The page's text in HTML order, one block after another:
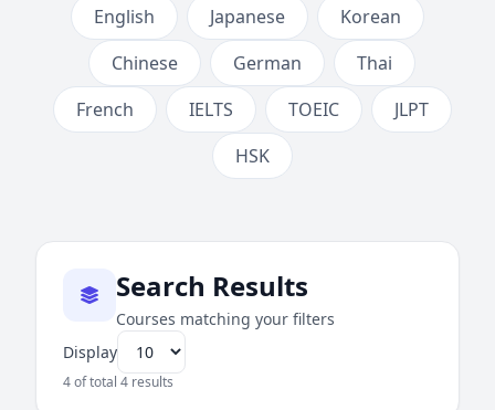
English Japanese
Korean
Chinese
German
Thai
French
IELTS TOEIC
JLPT
HSK
Search Results
Courses matching your filters
Display
4 of total 4 results